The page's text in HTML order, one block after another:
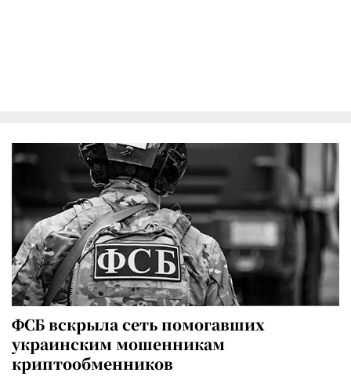
ФСБ вскрыла сеть помогавших
украинским мошенникам
криптообменников